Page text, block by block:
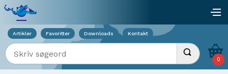
Artikler Favoritter Downloads Kontakt
Indtast søgeord Udfør søgning
0
Viser overlay for indkøbskurv